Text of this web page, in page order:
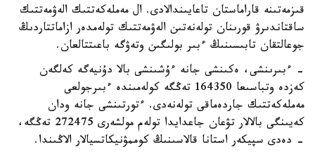
قىزمەتىنە قاراماستان تاعايىندالادى. ال مەملەكەتتىك الەۋمەتتىك
ساقتاندىرۋ قورىنان تولەنەتىن الەۋمەتتىك تولەمدەر ازاماتتاردىڭ
جوعالتقان تابىسىنىڭ ءبىر بولىگىن وتەۋگە باعىتتالعان.
- ءبىرىنشى، ەكىنشى جانە ءۇشىنشى بالا دۇنيەگە كەلگەن
كەزدە وتباسىعا 164350 تەڭگە كولەمىندە ءبىرجولعى
مەملەكەتتىك جاردەماقى تولەنەدى. ءتورتىنشى جانە ودان
كەيىنگى بالالار تۋعان جاعدايدا تولەم مولشەرى 272475 تەڭگە،
- دەدى سپيكەر استانا قالاسىنىڭ كوممۋنيكاتسيالار الاڭىندا.